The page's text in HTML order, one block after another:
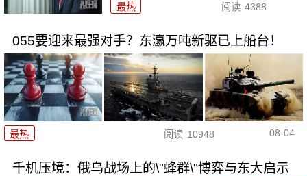
最热 阅读 4388
055要迎来最强对手？东瀛万吨新驱已上船台！
最热 阅读 10948 08-04
千机压境：俄乌战场上的\"蜂群\"博弈与东大启示